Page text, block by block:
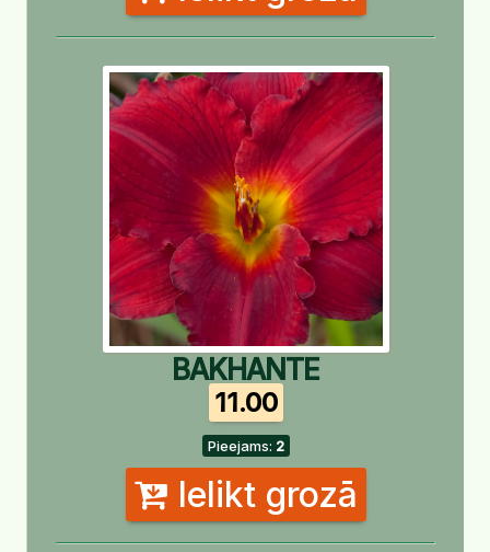
BAKHANTE
11.00
Pieejams: 2
Ielikt grozā